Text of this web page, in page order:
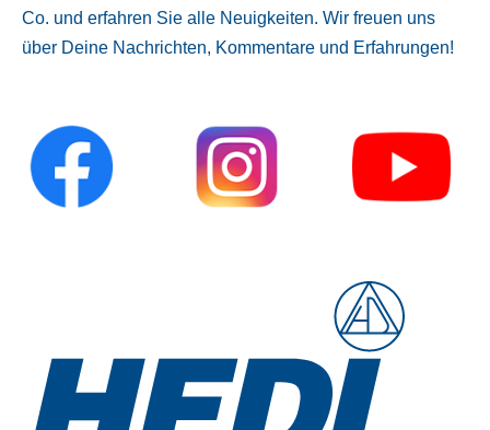
Co. und erfahren Sie alle Neuigkeiten. Wir freuen uns
über Deine Nachrichten, Kommentare und Erfahrungen!